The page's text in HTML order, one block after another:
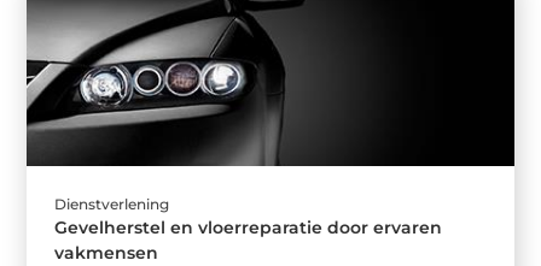
Dienstverlening
Gevelherstel en vloerreparatie door ervaren
vakmensen